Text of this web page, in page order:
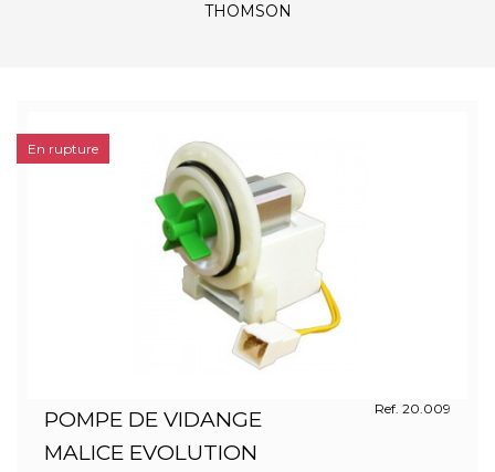
THOMSON
POMPE DE VIDANGE
MALICE EVOLUTION
Ref. 20.009
En rupture